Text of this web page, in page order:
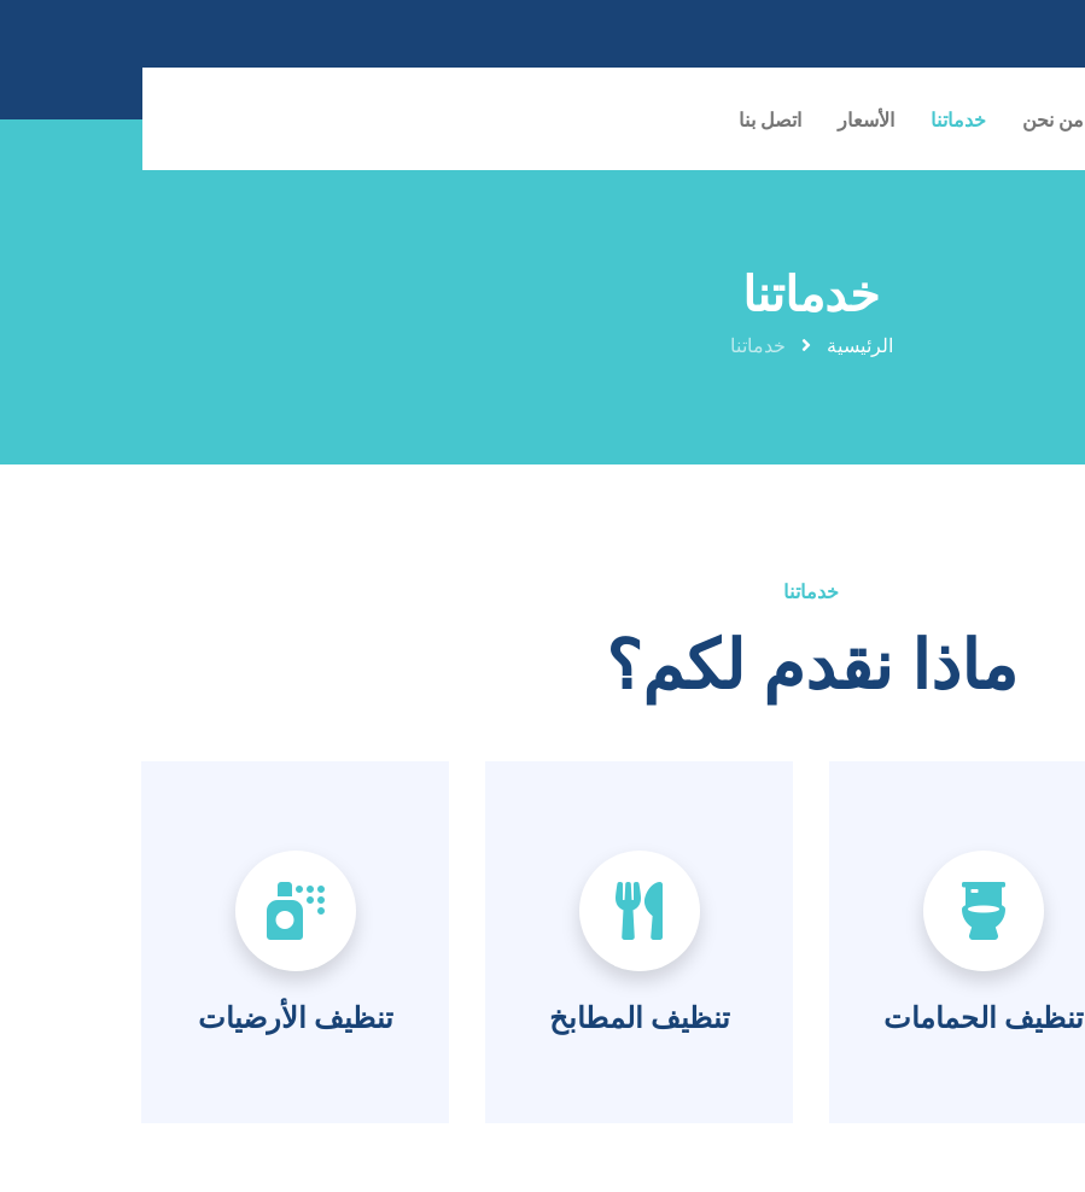
من نحن خدماتنا الأسعار اتصل بنا
خدماتنا
الرئيسية خدماتنا
خدماتنا
ماذا نقدم لكم؟
تنظيف الحمامات تنظيف المطابخ تنظيف الأرضيات